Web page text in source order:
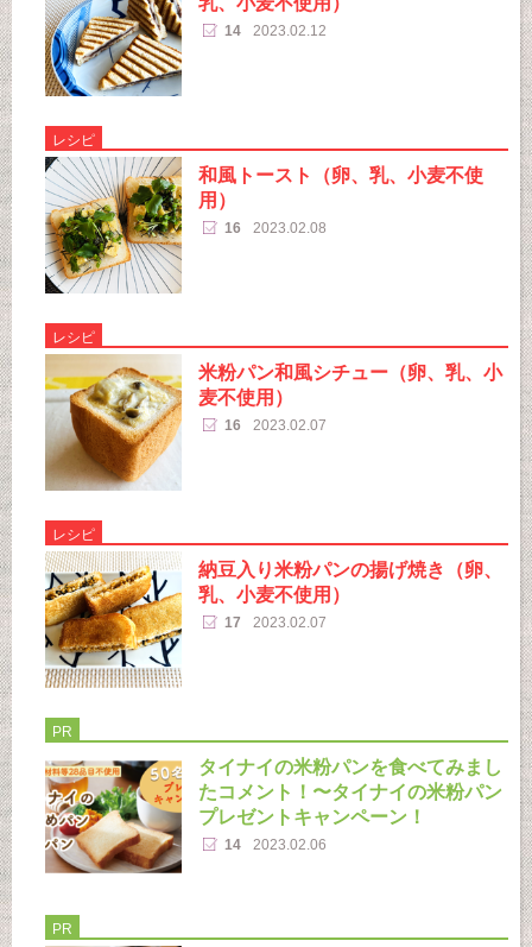
14 2023.02.12
レシピ
和風トースト（卵、乳、小麦不使
用）
16 2023.02.08
レシピ
米粉パン和風シチュー（卵、乳、小
麦不使用）
16 2023.02.07
レシピ
納豆入り米粉パンの揚げ焼き（卵、
乳、小麦不使用）
17 2023.02.07
PR
タイナイの米粉パンを食べてみまし
たコメント！〜タイナイの米粉パン
プレゼントキャンペーン！
14 2023.02.06
PR